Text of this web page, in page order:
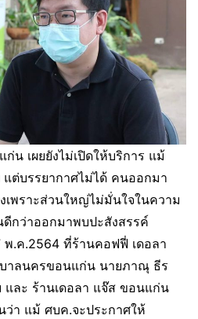
น เผยยังไม่เปิดให้บริการ แม้
ต่บรรยากาศไม่ได้ คนออกมา
พราะส่วนใหญ่ไม่มั่นใจในความ
กว่าออกมาพบปะสังสรรค์
พ.ค.2564 ที่ร้านคอฟฟี่ เดอลา
บาลนครขอนแก่น นายภาณุ ธีร
และ ร้านเดอลา แจ๊ส ขอนแก่น
า แม้ ศบค.จะประกาศให้